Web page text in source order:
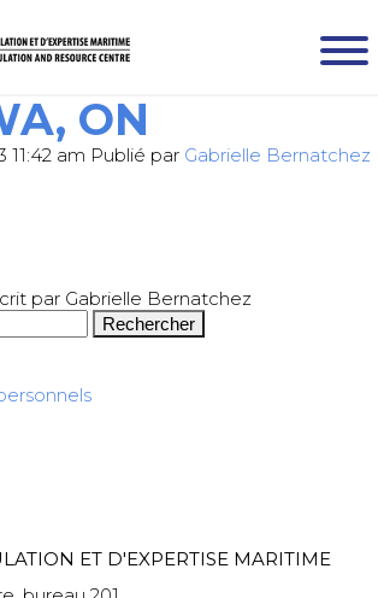
ON
11:42 am Publié par Gabrielle Bernatchez
par Gabrielle Bernatchez
Rechercher
ET D'EXPERTISE MARITIME